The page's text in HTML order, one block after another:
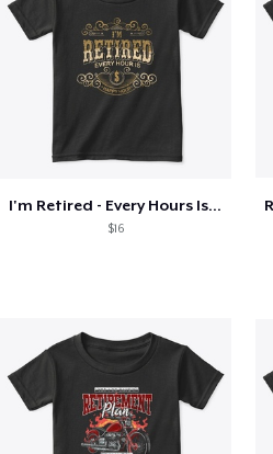
I'm Retired - Every Hours Is Happy Hour
$16